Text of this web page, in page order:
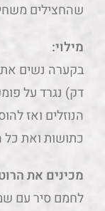
שהחצילים
מילוי:
בקערה נשים את
דק) נגרד על
הנוזלים ואז
כתושות ואת כל
מכינים את
לחמם סיר עם